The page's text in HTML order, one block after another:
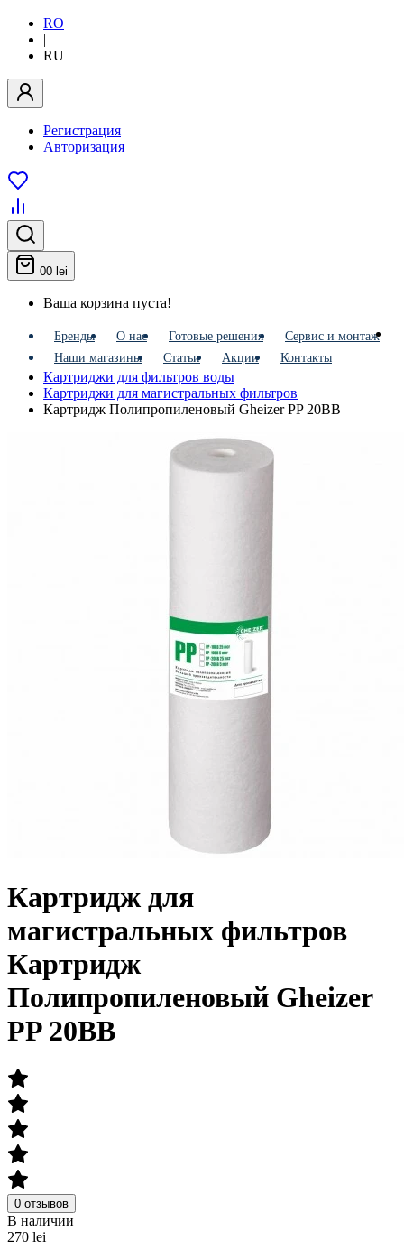
RO
|
RU
Регистрация
Авторизация
00 lei
Ваша корзина пуста!
Бренды О нас Готовые решения
Сервис и монтаж
Наши магазины
Статьи Акции Контакты
Картриджи для фильтров воды
Картриджи для магистральных фильтров
Картридж Полипропиленовый Gheizer PP 20BB
Картридж для
магистральных фильтров
Картридж
Полипропиленовый Gheizer
PP 20BB
0 отзывов
В наличии
270 lei